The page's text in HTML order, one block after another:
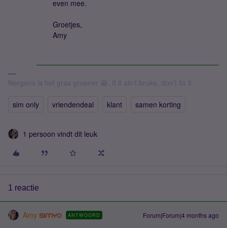
even mee.
Groetjes,
Amy
Nergens is het gras groener 😁. If it ain’t broke, don’t fix it.
sim only vriendendeal klant samen korting
1 persoon vindt dit leuk
1 reactie
Amy ANTWOORD Forum|Forum|4 months ago